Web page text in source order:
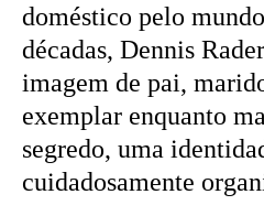
doméstico pelo
décadas, Dennis
imagem de pai,
exemplar enquanto
segredo, uma
cuidadosamente